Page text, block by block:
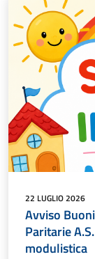
22 LUGLIO 2026
Avviso
Paritarie
modulistica